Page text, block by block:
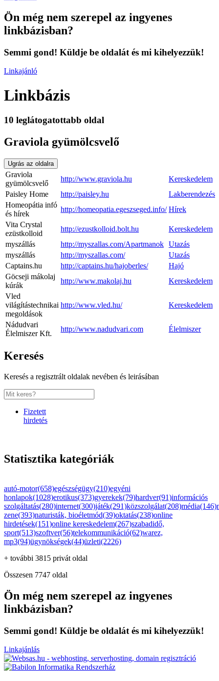
Ön még nem szerepel az ingyenes
linkbázisban?
Semmi gond! Küldje be oldalát és mi kihelyezzük!
Linkajánló
Linkbázis
10 leglátogatottabb oldal
Graviola gyümölcsvelő
Ugrás az oldalra
Graviola
gyümölcsvelő
http://www.graviola.hu
Kereskedelem
Paisley Home
http://paisley.hu
Lakberendezés
Homeopátia infó
és hírek
http://homeopatia.egeszseged.info/ Hírek
Vita Crystal
ezüstkolloid
http://ezustkolloid.bolt.hu
Kereskedelem
myszállás
http://myszallas.com/Apartmanok Utazás
myszállás
http://myszallas.com/
Utazás
Captains.hu
http://captains.hu/hajoberles/
Hajó
Göcseji mákolaj
kúrák
http://www.makolaj.hu
Kereskedelem
Vled
világítástechnikai
megoldások
http://www.vled.hu/ Kereskedelem
Nádudvari
Élelmiszer Kft.
http://www.nadudvari.com Élelmiszer
Keresés
Keresés a regisztrált oldalak nevében és leirásában
Fizetett
hirdetés
Statisztika kategóriák
autó-motor(658)egészségügy(210)egyéni
honlapok(1028)erotikus(373)gyerekek(79)hardver(91)információs
szolgáltatás(280)internet(300)játék(291)közszolgálat(208)média(146)
zene(393)naturisták, bioéletmód(39)oktatás(238)online
hirdetések(151)online kereskedelem(267)szabadidő,
sport(513)szoftver(56)telekommunikáció(62)warez,
mp3(94)ügynökségek(44)üzleti(2226)
+ további 3815 privát oldal
Összesen 7747 oldal
Ön még nem szerepel az ingyenes
linkbázisban?
Semmi gond! Küldje be oldalát és mi kihelyezzük!
Linkajánlás